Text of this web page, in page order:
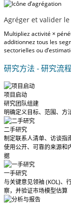
Agréger et valider
Multipliez activité ×
additionnez tous les
sectorielles ou
研究方法 - 研究流程
项目启动
研究团队组建
明确定义目标、范围、方
二手研究
制定联系人清单、访谈指
使用公开、可靠的来源和
据
一手研究
与关键意见领袖 (KOL)、
察，并验证市场模型估算